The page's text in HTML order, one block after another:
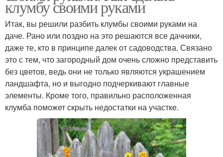
клумбу своими руками
Итак, вы решили разбить клумбы своими руками на
даче. Рано или поздно на это решаются все дачники,
даже те, кто в принципе далек от садоводства. Связано
это с тем, что загородный дом очень сложно представить
без цветов, ведь они не только являются украшением
ландшафта, но и выгодно подчеркивают главные
элементы. Кроме того, правильно расположенная
клумба поможет скрыть недостатки на участке.